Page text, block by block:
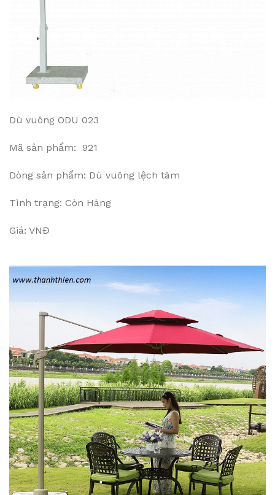
Dù vuông ODU 023
Mã sản phẩm: 921
Dòng sản phẩm: Dù vuông lệch tâm
Tình trạng: Còn Hàng
Giá: VNĐ